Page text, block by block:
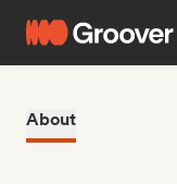
About